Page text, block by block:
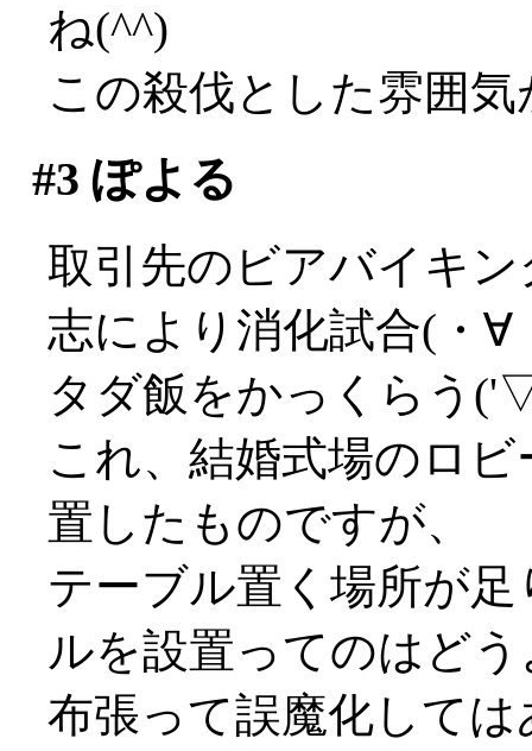
ね(^^)
この殺伐とした雰囲
#3 ぽよる
取引先のビアバイキ
志により消化試合(・∀
タダ飯をかっくらう
これ、結婚式場のロ
置したものですが、
テーブル置く場所が
ルを設置ってのはどう
布張って誤魔化して